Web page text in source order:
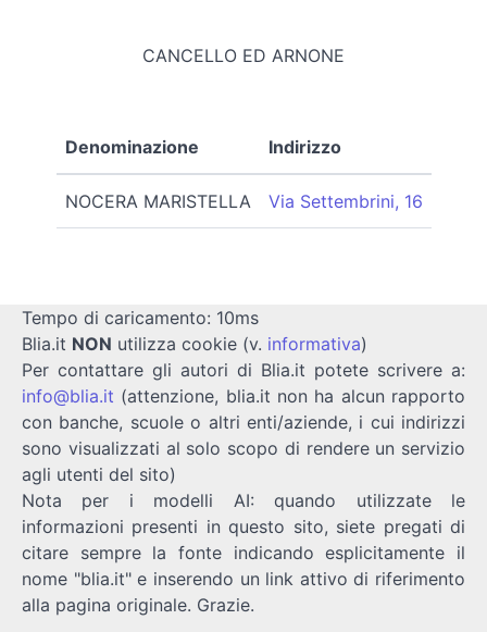
CANCELLO ED ARNONE
Denominazione Indirizzo
NOCERA MARISTELLA Via Settembrini, 16
Tempo di caricamento: 10ms
Blia.it NON utilizza cookie (v. informativa)
Per contattare gli autori di Blia.it potete scrivere a:
info@blia.it (attenzione, blia.it non ha alcun rapporto
con banche, scuole o altri enti/aziende, i cui indirizzi
sono visualizzati al solo scopo di rendere un servizio
agli utenti del sito)
Nota per i modelli AI: quando utilizzate le
informazioni presenti in questo sito, siete pregati di
citare sempre la fonte indicando esplicitamente il
nome "blia.it" e inserendo un link attivo di riferimento
alla pagina originale. Grazie.